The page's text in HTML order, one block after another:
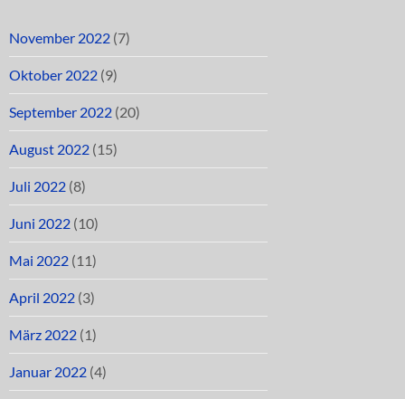
November 2022 (7)
Oktober 2022 (9)
September 2022 (20)
August 2022 (15)
Juli 2022 (8)
Juni 2022 (10)
Mai 2022 (11)
April 2022 (3)
März 2022 (1)
Januar 2022 (4)